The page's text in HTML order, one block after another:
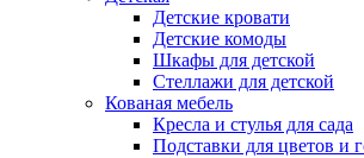
Детские кровати
Детские комоды
Шкафы для детской
Стеллажи для детской
Кованая мебель
Кресла и стулья для сада
Подставки для цветов и